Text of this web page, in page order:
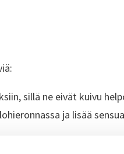
sillä ne eivät kuivu
ja lisää
silikonista